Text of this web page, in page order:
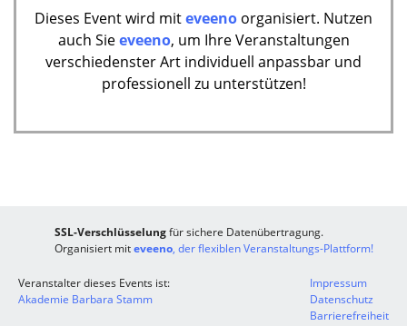
Dieses Event wird miteveeno organisiert. Nutzen
auch Sieeveeno, um Ihre Veranstaltungen
verschiedenster Art individuell anpassbar und
professionell zu unterstützen!
SSL-Verschlüsselungfür sichere Datenübertragung.
Organisiert miteveeno, der flexiblen Veranstaltungs-Plattform!
Veranstalter dieses Events ist:
Akademie Barbara Stamm
Impressum
Datenschutz
Barrierefreiheit